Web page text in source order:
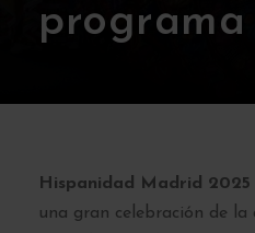
programa
Hispanidad Madrid 2025
una gran celebración de